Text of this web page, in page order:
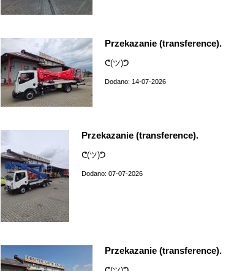
Przekazanie (transference).
ᕦ(ツ)ᕤ
Dodano: 14-07-2026
Przekazanie (transference).
ᕦ(ツ)ᕤ
Dodano: 07-07-2026
Przekazanie (transference).